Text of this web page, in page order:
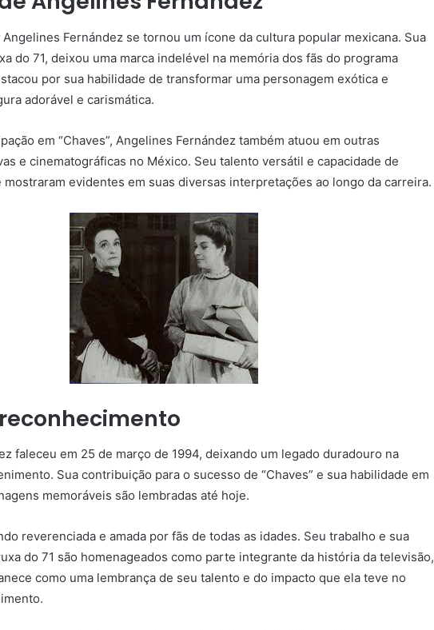
Fernández se tornou um ícone da cultura popular mexicana. Sua
do 71, deixou uma marca indelével na memória dos fãs do programa
por sua habilidade de transformar uma personagem exótica e
adorável e carismática.
em “Chaves”, Angelines Fernández também atuou em outras
e cinematográficas no México. Seu talento versátil e capacidade de
evidentes em suas diversas interpretações ao longo da carreira.
faleceu em 25 de março de 1994, deixando um legado duradouro na
Sua contribuição para o sucesso de “Chaves” e sua habilidade em
memoráveis são lembradas até hoje.
reverenciada e amada por fãs de todas as idades. Seu trabalho e sua
do 71 são homenageados como parte integrante da história da televisão,
como uma lembrança de seu talento e do impacto que ela teve no